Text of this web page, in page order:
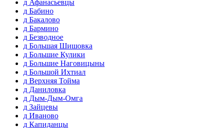
д Афанасьевцы
д Бабино
д Бакалово
д Бармино
д Безводное
д Большая Шишовка
д Большие Кулики
д Большие Наговицыны
д Большой Ихтиал
д Верхняя Тойма
д Даниловка
д Дым-Дым-Омга
д Зайцевы
д Иваново
д Капиданцы